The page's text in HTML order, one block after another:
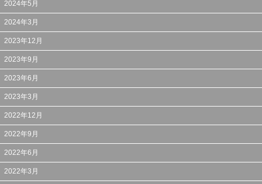
2024年5月
2024年3月
2023年12月
2023年9月
2023年6月
2023年3月
2022年12月
2022年9月
2022年6月
2022年3月